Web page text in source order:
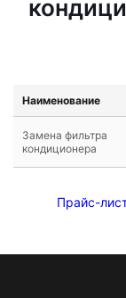
Наименование
Замена фильтра
кондиционера
Прайс-